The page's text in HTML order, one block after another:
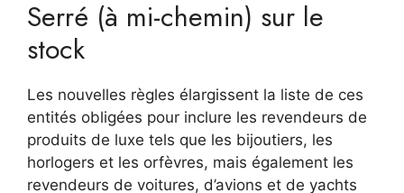
Serré (à mi-chemin) sur le
stock
Les nouvelles règles élargissent la liste de ces
entités obligées pour inclure les revendeurs de
produits de luxe tels que les bijoutiers, les
horlogers et les orfèvres, mais également les
revendeurs de voitures, d’avions et de yachts